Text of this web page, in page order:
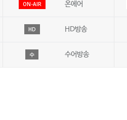
ON-AIR 온에어
HD HD방송
수 수어방송